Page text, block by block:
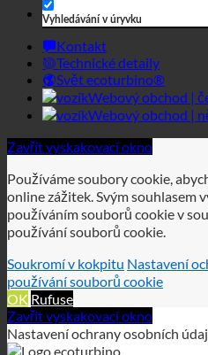
Kontakt
Technické detaily
Svět ecoturbino®
Webový obchod |
Webový obchod |
Zavřít vyskakovací okno
Používáme soubory cookie,
používáním souborů cookie v
používání souborů cookie.
Soukromí v kokpituNastavení
OKRufuse
Zavřít vyskakovací okno
Nastavení ochrany osobních
Nastavení ochrany osobních